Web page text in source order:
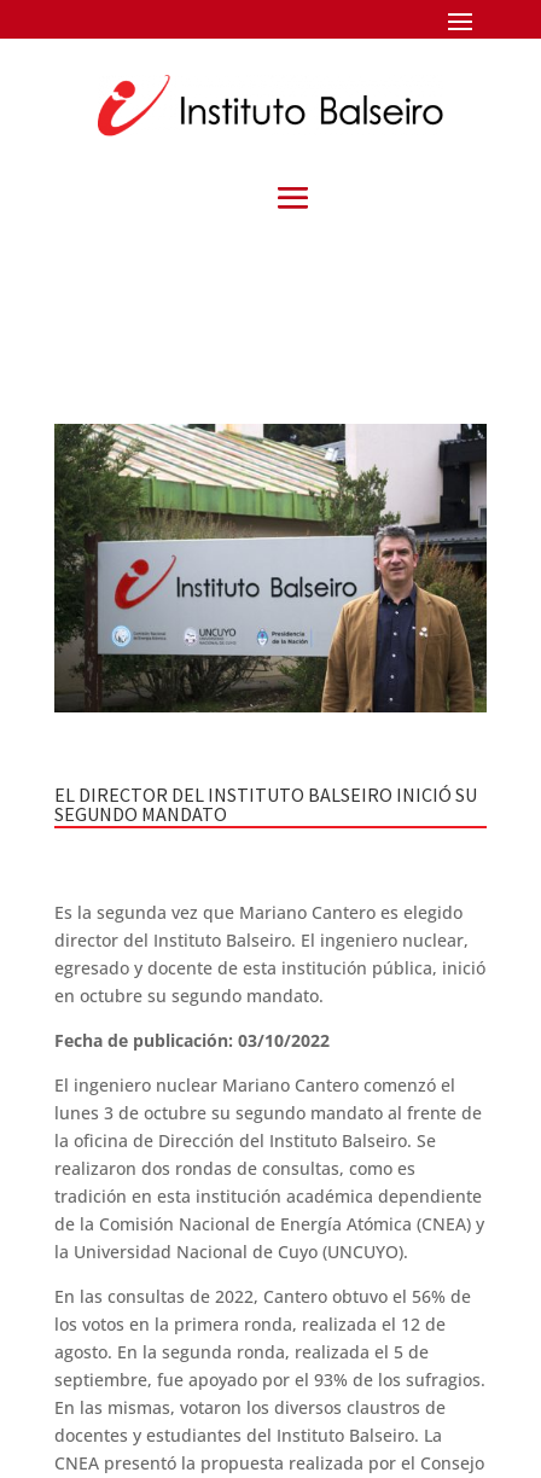
EL DIRECTOR DEL INSTITUTO BALSEIRO INICIÓ SU
SEGUNDO MANDATO
Es la segunda vez que Mariano Cantero es elegido
director del Instituto Balseiro. El ingeniero nuclear,
egresado y docente de esta institución pública, inició
en octubre su segundo mandato.
Fecha de publicación: 03/10/2022
El ingeniero nuclear Mariano Cantero comenzó el
lunes 3 de octubre su segundo mandato al frente de
la oficina de Dirección del Instituto Balseiro. Se
realizaron dos rondas de consultas, como es
tradición en esta institución académica dependiente
de la Comisión Nacional de Energía Atómica (CNEA) y
la Universidad Nacional de Cuyo (UNCUYO).
En las consultas de 2022, Cantero obtuvo el 56% de
los votos en la primera ronda, realizada el 12 de
agosto. En la segunda ronda, realizada el 5 de
septiembre, fue apoyado por el 93% de los sufragios.
En las mismas, votaron los diversos claustros de
docentes y estudiantes del Instituto Balseiro. La
CNEA presentó la propuesta realizada por el Consejo